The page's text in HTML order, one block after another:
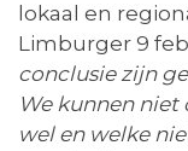
lokaal en
Limburger 9
conclusie zijn
We kunnen
wel en welke